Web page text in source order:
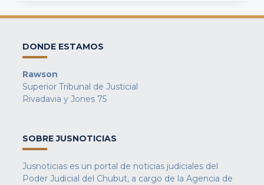
DONDE ESTAMOS
Rawson
Superior Tribunal de Justicial
Rivadavia y Jones 75
SOBRE JUSNOTICIAS
Jusnoticias es un portal de noticias judiciales del
Poder Judicial del Chubut, a cargo de la Agencia de